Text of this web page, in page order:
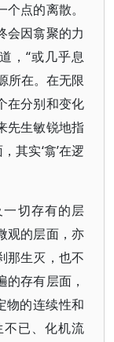
点的离散。
会因翕聚的力
，“或几乎息
所在。在无限
在分别和变化
先生敏锐地指
其实‘翕’在逻
切存有的层
观的层面，亦
那生灭，也不
存有层面，
物的连续性和
已、化机流